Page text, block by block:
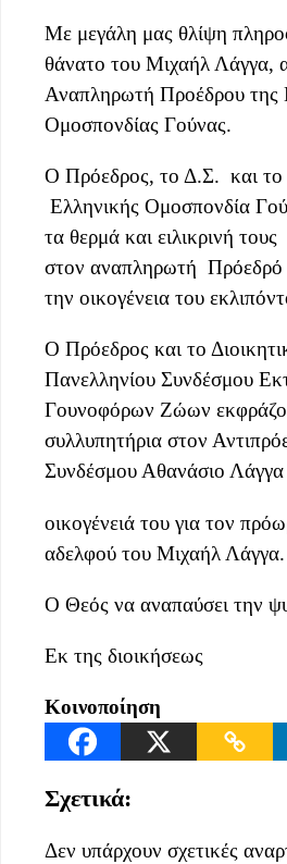
Με μεγάλη μας θλίψη
θάνατο του Μιχαήλ Λάγγα,
Αναπληρωτή Προέδρου της
Ομοσπονδίας Γούνας.
Ο Πρόεδρος, το Δ.Σ. και το
Ελληνικής Ομοσπονδία
τα θερμά και ειλικρινή
στον αναπληρωτή Πρόεδρό
την οικογένεια του
Ο Πρόεδρος και το
Πανελληνίου Συνδέσμου
Γουνοφόρων Ζώων
συλλυπητήρια στον
Συνδέσμου Αθανάσιο Λάγγα
οικογένειά του για τον
αδελφού του Μιχαήλ Λάγγα.
Ο Θεός να αναπαύσει την
Εκ της διοικήσεως
Κοινοποίηση
Σχετικά:
Δεν υπάρχουν σχετικές